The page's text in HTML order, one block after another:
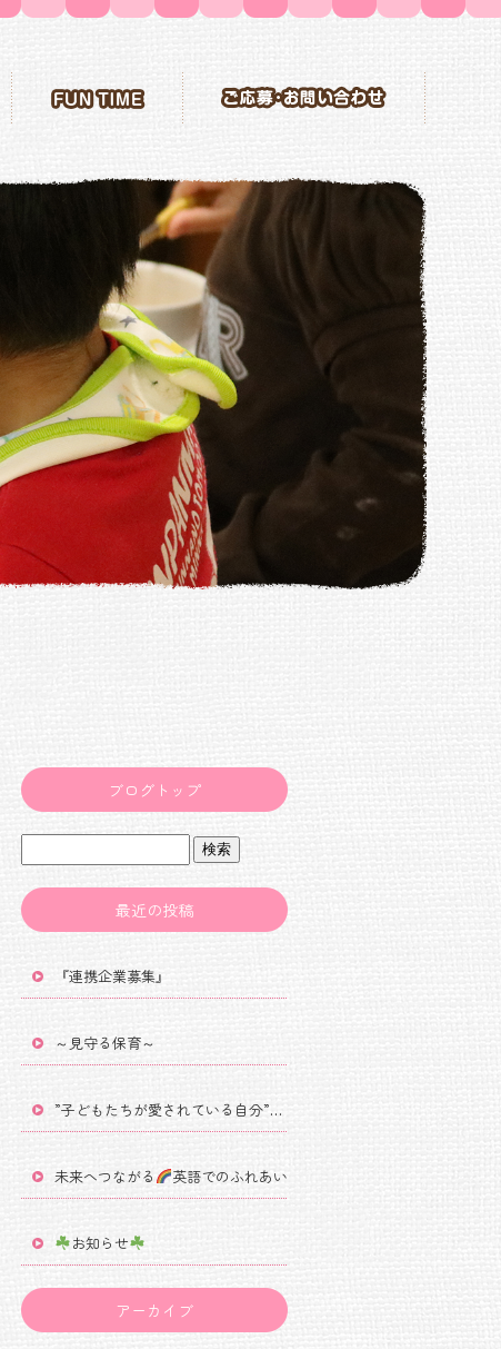
ブログトップ
最近の投稿
『連携企業募集』
～見守る保育～
”子どもたちが愛されている自分”を感じる関わり
未来へつながる 英語でのふれあい
お知らせ
アーカイブ